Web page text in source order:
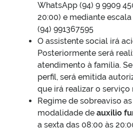
WhatsApp (94) 9 9909
20:00) e mediante
(94) 991367595
O assistente social irá
Posteriormente será
atendimento à família.
perfil, será emitida
que irá realizar o serviço
Regime de sobreaviso
modalidade de auxilio
a sexta das 08:00 às